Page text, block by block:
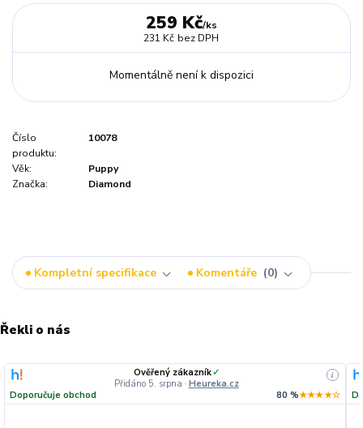
259 Kč/ks
231 Kč bez DPH
Momentálně není k dispozici
Číslo
produktu:
10078
Věk:
Puppy
Značka:
Diamond
Kompletní specifikace Komentáře 0
Řekli o nás
Ověřený zákazník✓
Přidáno 5. srpna · Heureka.cz
i
Doporučuje obchod 80 %★★★★☆